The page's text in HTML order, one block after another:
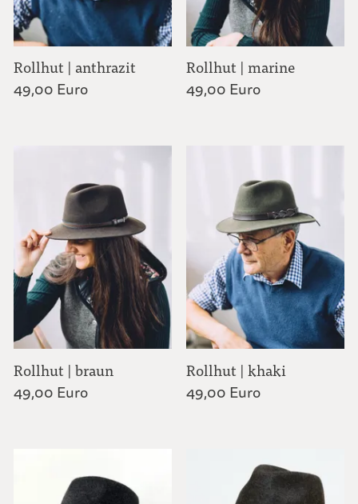
Socken | Schuheinlagen
Filzhüte | Hut-Zubehör
Rollhut | anthrazit
49,00 Euro
Rollhut | marine
49,00 Euro
Rollhut | braun
49,00 Euro
Rollhut | khaki
49,00 Euro